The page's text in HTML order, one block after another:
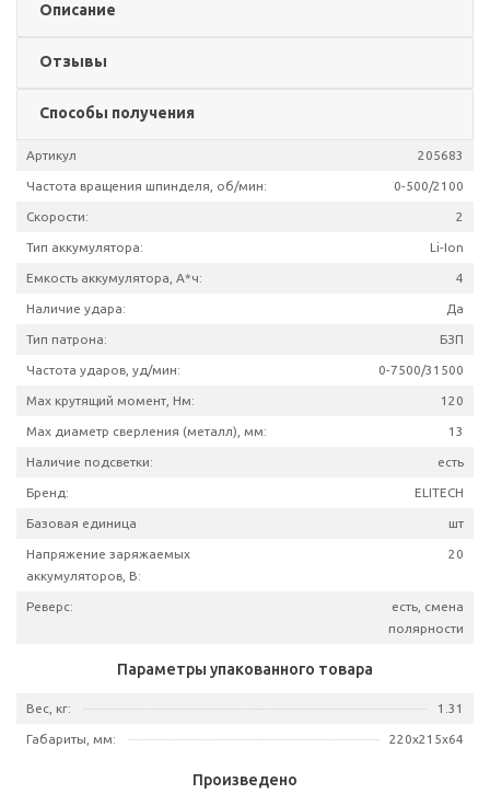
Описание
Отзывы
Способы получения
Артикул
Емкость аккумулятора, А*ч:
Наличие удара:
Тип патрона:
Мах крутящий момент, Нм:
Max диаметр сверления (металл), мм:
Наличие подсветки: